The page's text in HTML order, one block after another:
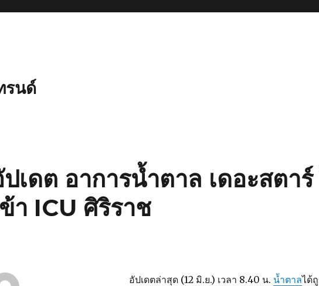
รนด์
เดต อาการน้ำตาล เดอะสตา
ข้า ICU ศิริราช
อัปเดตล่าสุด (12 มิ.ย.) เวลา 8.40 น. น้ำตาลได้